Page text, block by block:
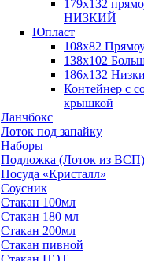
179х132
НИЗКИЙ
Юпласт
108х82
138х102
186х132
Контейнер с
крышкой
Ланчбокс
Лоток под запайку
Наборы
Подложка (Лоток из ВСП)
Посуда «Кристалл»
Соусник
Стакан 100мл
Стакан 180 мл
Стакан 200мл
Стакан пивной